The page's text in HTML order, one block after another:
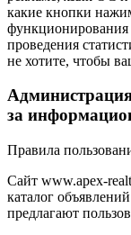
какие кнопки
функционирования
проведения
не хотите, чтобы
Администрация
за
Правила
Сайт www.apex-
каталог
предлагают